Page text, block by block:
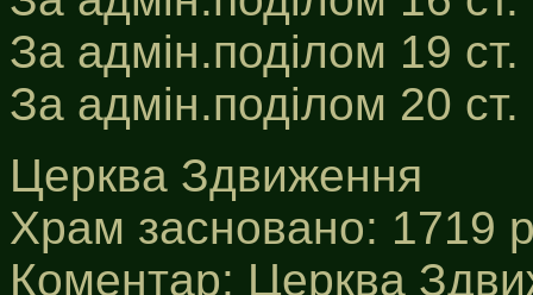
За адмін.поділом 19
За адмін.поділом 20
Церква Здвиження
Храм засновано: 1719
Коментар: Церква